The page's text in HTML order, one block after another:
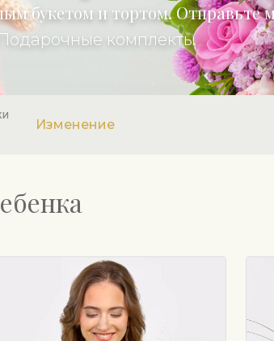
букетом и тортом. Отправьте
комплекты
Изменение